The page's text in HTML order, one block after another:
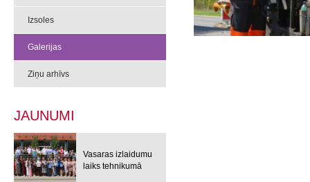
Izsoles
Galerijas
Ziņu arhīvs
JAUNUMI
Vasaras izlaidumu
laiks tehnikumā